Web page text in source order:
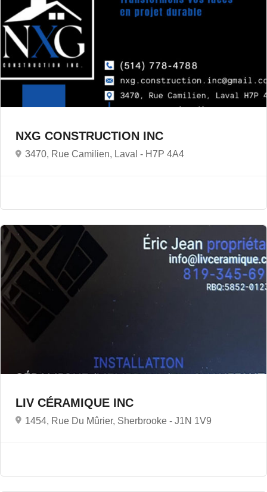
NXG CONSTRUCTION INC
3470, Rue Camilien, Laval - H7P 4A4
LIV CÉRAMIQUE INC
1454, Rue Du Mûrier, Sherbrooke - J1N 1V9